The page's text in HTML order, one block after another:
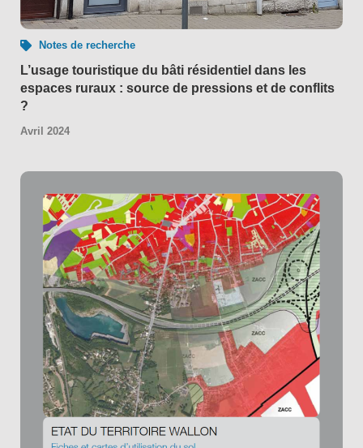
Notes de recherche
L’usage touristique du bâti résidentiel dans les
espaces ruraux : source de pressions et de conflits
?
Avril 2024